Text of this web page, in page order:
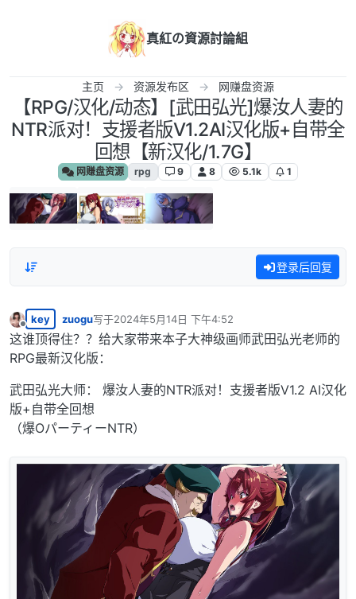
真紅の資源討論組
主页 资源发布区 网赚盘资源
【RPG/汉化/动态】[武田弘光]爆汝人妻的
NTR派对！支援者版V1.2AI汉化版+自带全
回想【新汉化/1.7G】
网赚盘资源 rpg 9 8 5.1k 1
登录后回复
离线
key zuogu写于2024年5月14日 下午4:52
最后由 编辑
这谁顶得住？？给大家带来本子大神级画师武田弘光老师的
RPG最新汉化版：
武田弘光大师： 爆汝人妻的NTR派对！支援者版V1.2 AI汉化
版+自带全回想
（爆OパーティーNTR）